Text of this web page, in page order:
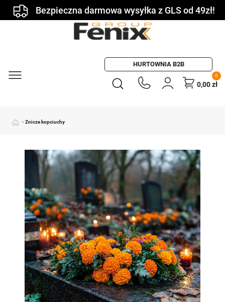
Bezpieczna darmowa wysyłka z GLS od 49zł!
HURTOWNIA B2B
0
0,00zł
» Znicze kopciuchy